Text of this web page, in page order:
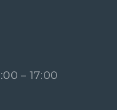
– 17:00